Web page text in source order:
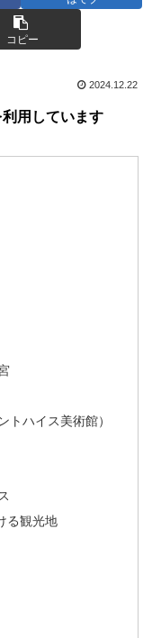
コピー
2024.12.22
用しています
トハイス美術館）
る観光地